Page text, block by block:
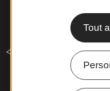
Tout